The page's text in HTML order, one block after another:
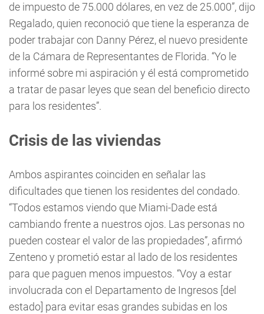
de impuesto de 75.000 dólares, en vez de 25.000”, dijo
Regalado, quien reconoció que tiene la esperanza de
poder trabajar con Danny Pérez, el nuevo presidente
de la Cámara de Representantes de Florida. “Yo le
informé sobre mi aspiración y él está comprometido
a tratar de pasar leyes que sean del beneficio directo
para los residentes”.
Crisis de las viviendas
Ambos aspirantes coinciden en señalar las
dificultades que tienen los residentes del condado.
“Todos estamos viendo que Miami-Dade está
cambiando frente a nuestros ojos. Las personas no
pueden costear el valor de las propiedades”, afirmó
Zenteno y prometió estar al lado de los residentes
para que paguen menos impuestos. “Voy a estar
involucrada con el Departamento de Ingresos [del
estado] para evitar esas grandes subidas en los